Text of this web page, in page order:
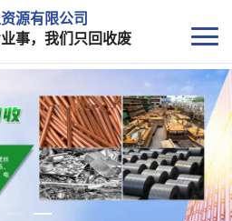
源有限公司
事，我们只回收废